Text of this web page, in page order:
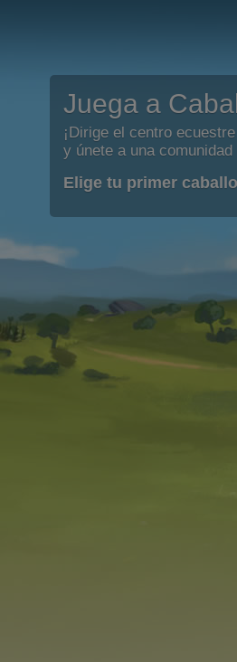
Juega a
¡Dirige el centro
y únete a una
Elige tu primer